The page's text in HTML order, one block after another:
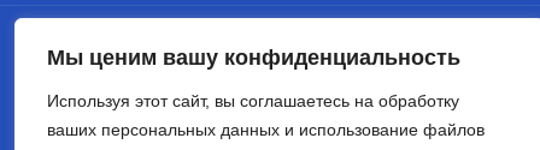
Мы ценим вашу конфиденциальность
Используя этот сайт, вы соглашаетесь на обработку
ваших персональных данных и использование файлов